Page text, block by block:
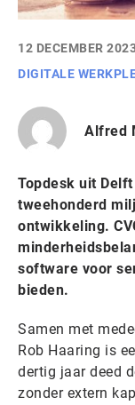
12 DECEMBER
DIGITALE
Alfred
Topdesk uit
tweehonderd
ontwikkeling.
software voor
bieden.
Samen met
Rob Haaring is
dertig jaar deed
zonder extern